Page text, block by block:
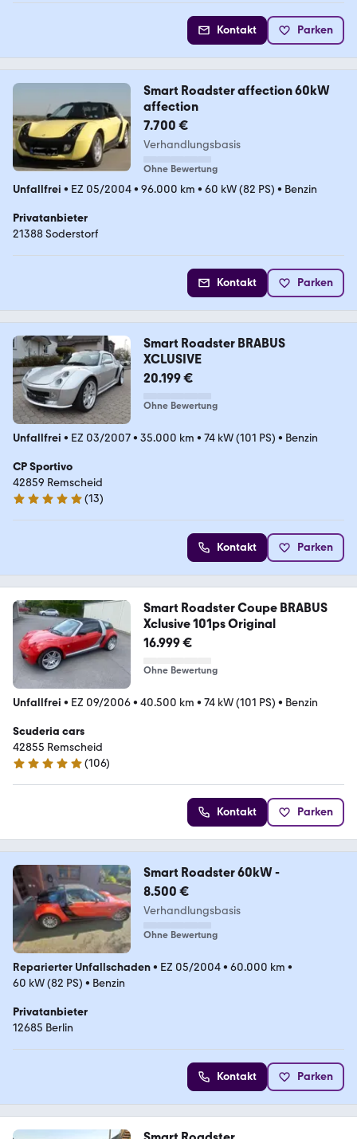
Kontakt Parken
Smart Roadster affection 60kW
affection
7.700 €
Verhandlungsbasis
Ohne Bewertung
Unfallfrei • EZ 05/2004• 96.000 km • 60 kW (82 PS) • Benzin
Privatanbieter
21388 Soderstorf
Kontakt Parken
Smart Roadster BRABUS
XCLUSIVE
20.199 €
Ohne Bewertung
Unfallfrei • EZ 03/2007• 35.000 km • 74 kW (101 PS) • Benzin
CP Sportivo
42859 Remscheid
5 Sterne
(13)
Kontakt Parken
Smart Roadster Coupe BRABUS
Xclusive 101ps Original
16.999 €
Ohne Bewertung
Unfallfrei • EZ 09/2006• 40.500 km • 74 kW (101 PS) • Benzin
Scuderia cars
42855 Remscheid
4.9 Sterne
(106)
Kontakt Parken
Smart Roadster 60kW -
8.500 €
Verhandlungsbasis
Ohne Bewertung
Reparierter Unfallschaden• EZ 05/2004• 60.000 km •
60 kW (82 PS) • Benzin
Privatanbieter
12685 Berlin
Kontakt Parken